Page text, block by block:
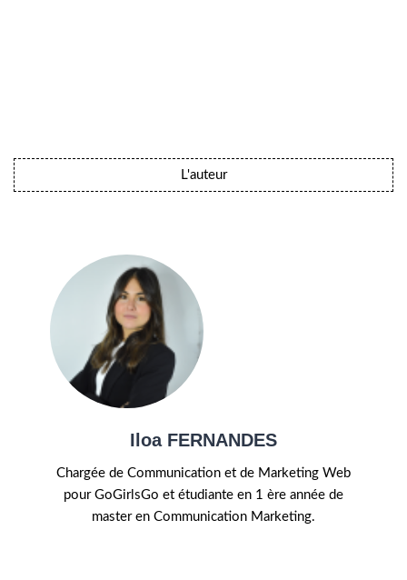
L'auteur
Iloa FERNANDES
Chargée de Communication et de Marketing Web
pour GoGirlsGo et étudiante en 1 ère année de
master en Communication Marketing.